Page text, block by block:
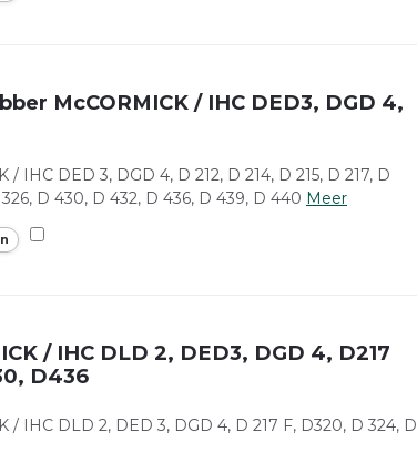
McCORMICK / IHC DED3, DGD 4,
IHC DED 3, DGD 4, D 212, D 214, D 215, D 217, D
D 430, D 432, D 436, D 439, D 440 Meer
/ IHC DLD 2, DED3, DGD 4, D217
D436
/ IHC DLD 2, DED 3, DGD 4, D 217 F, D320, D 324, D